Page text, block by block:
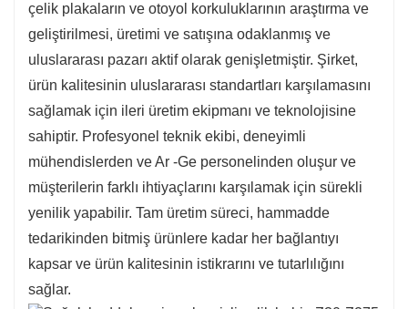
çelik plakaların ve otoyol korkuluklarının araştırma ve
geliştirilmesi, üretimi ve satışına odaklanmış ve
uluslararası pazarı aktif olarak genişletmiştir. Şirket,
ürün kalitesinin uluslararası standartları karşılamasını
sağlamak için ileri üretim ekipmanı ve teknolojisine
sahiptir. Profesyonel teknik ekibi, deneyimli
mühendislerden ve Ar -Ge personelinden oluşur ve
müşterilerin farklı ihtiyaçlarını karşılamak için sürekli
yenilik yapabilir. Tam üretim süreci, hammadde
tedarikinden bitmiş ürünlere kadar her bağlantıyı
kapsar ve ürün kalitesinin istikrarını ve tutarlılığını
sağlar.